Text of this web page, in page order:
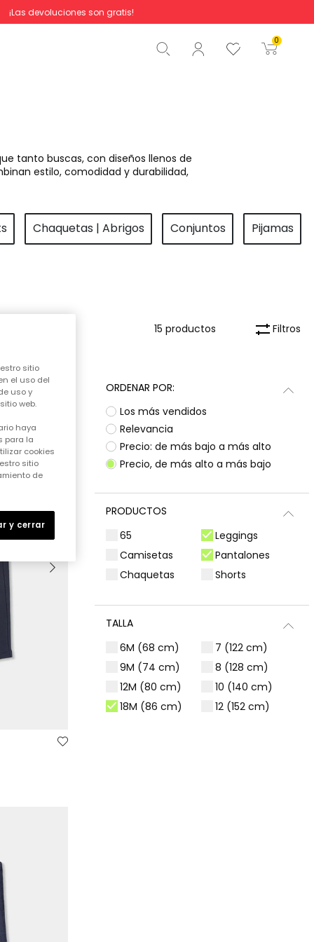
¡Las devoluciones son gratis!
0
Total 0,00 €
Comenzar pedido
tanto buscas, con diseños llenos de
estilo, comodidad y durabilidad,
Chaquetas | Abrigos Conjuntos Pijamas
Filtros
15 productos
ORDENAR POR:
Los más vendidos
Relevancia
Precio: de más bajo a más alto
Precio, de más alto a más bajo
PRODUCTOS
65
Camisetas
Chaquetas
Leggings
Pantalones
Shorts
TALLA
6M (68 cm)
9M (74 cm)
12M (80 cm)
18M (86 cm)
7 (122 cm)
8 (128 cm)
10 (140 cm)
12 (152 cm)
sitio
el uso del
uso y
web.
haya
para la
cookies
sitio
de
y cerrar